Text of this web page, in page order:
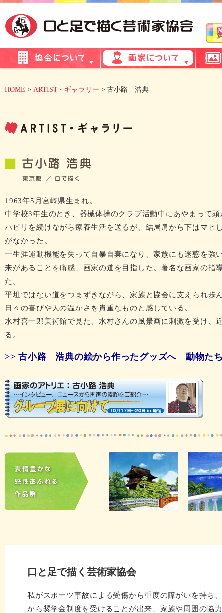
HOME > ARTIST・ギャラリー > 古小路 浩典
1963年5月宮崎県生まれ。
中学校3年生のとき、器械体操のクラブ活動中にあやまって
ハビリを続けながら療養生活を送るが、結局肩から下はマヒ
がなかった。
一生涯運動機能を失って自暴自棄になり、家族にも迷惑を強
来があることを痛感、画家の道を目指した。著名な画家の指
た。
平坦ではない道をつまずきながら、家族と協会に支えられ歩
日々の喜びや人の温かさを貴重なものと感じている。
水村喜一郎美術館で見た、水村さんの風景画に刺激を受け、
る。
>> 古小路 浩典の絵から作ったグッズへ 動物た
口と足で描く芸術家協会
私がスポーツ事故による受傷から重度の障がいを持ち
から奨学金制度を受けることが出来、家族や周囲の協